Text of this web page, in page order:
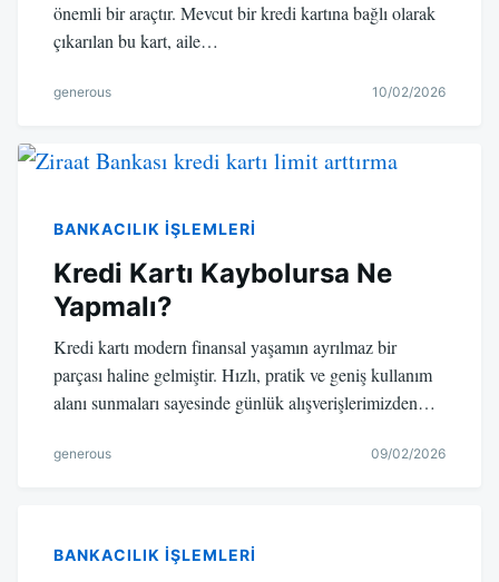
önemli bir araçtır. Mevcut bir kredi kartına bağlı olarak
çıkarılan bu kart, aile…
generous 10/02/2026
BANKACILIK IŞLEMLERI
Kredi Kartı Kaybolursa Ne
Yapmalı?
Kredi kartı modern finansal yaşamın ayrılmaz bir
parçası haline gelmiştir. Hızlı, pratik ve geniş kullanım
alanı sunmaları sayesinde günlük alışverişlerimizden…
generous 09/02/2026
BANKACILIK IŞLEMLERI